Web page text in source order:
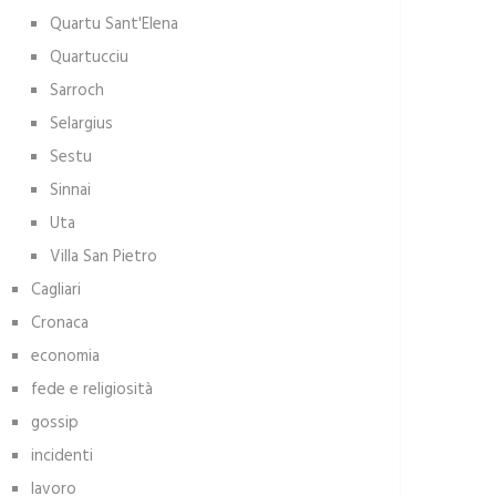
Quartu Sant'Elena
Quartucciu
Sarroch
Selargius
Sestu
Sinnai
Uta
Villa San Pietro
Cagliari
Cronaca
economia
fede e religiosità
gossip
incidenti
lavoro